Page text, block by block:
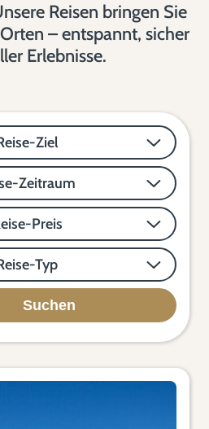
Reisen bringen Sie
– entspannt, sicher
Erlebnisse.
Ziel
Zeitraum
Preis
Typ
Suchen